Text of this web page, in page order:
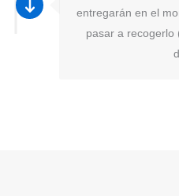
entregarán en el
pasar a recogerlo